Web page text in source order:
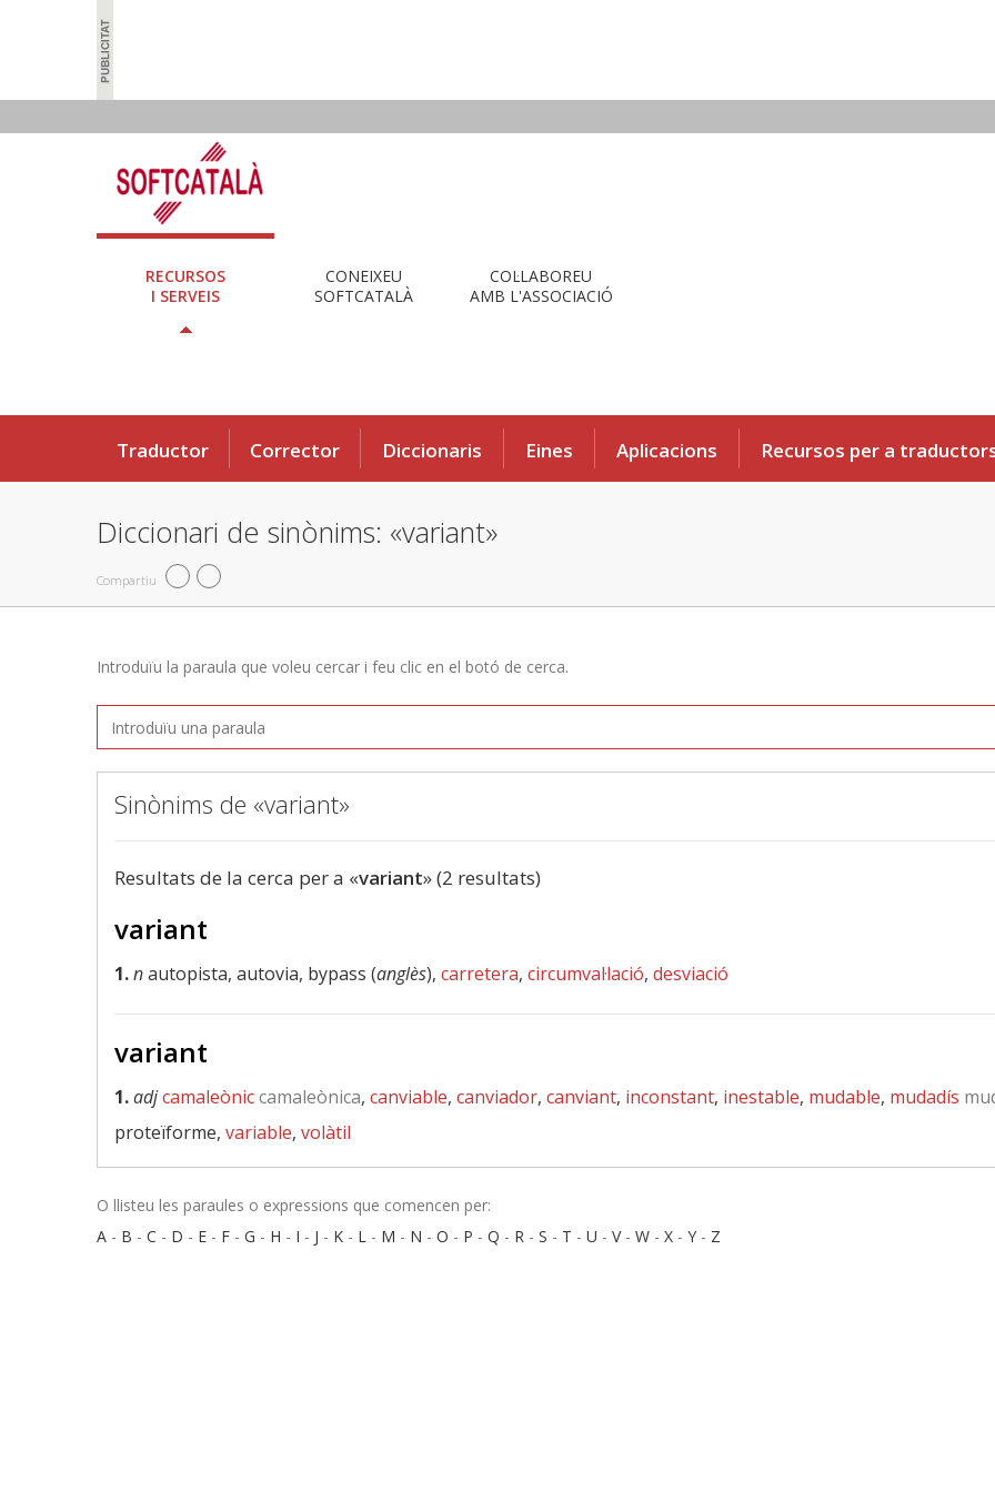
RECURSOS
I SERVEIS
CONEIXEU
SOFTCATALÀ
COL·LABOREU
AMB L'ASSOCIACIÓ
Traductor Corrector Diccionaris Eines Aplicacions Recursos per a
Diccionari de sinònims: «variant»
Compartiu
Introduïu la paraula que voleu cercar i feu clic en el botó de cerca.
Sinònims de «variant»
Resultats de la cerca per a «variant» (2 resultats)
variant
1.nautopista, autovia, bypass (anglès), carretera, circumval·lació, desviació
variant
1.adjcamaleòniccamaleònica, canviable, canviador, canviant, inconstant, inestable, mudable, mudadís
proteïforme, variable, volàtil
O llisteu les paraules o expressions que comencen per:
A - B - C - D - E - F - G - H - I - J - K - L - M - N - O - P - Q - R - S - T - U - V- W - X - Y - Z